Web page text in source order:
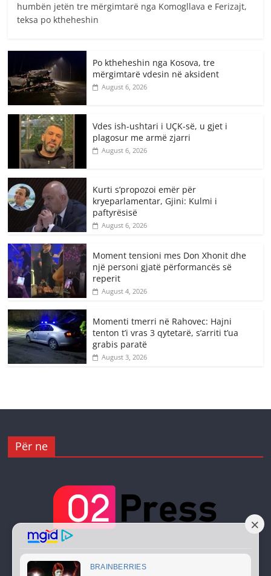
humbën jetën tre mërgimtarë nga Komogllava e Ferizajt,
teksa po ktheheshin
Po ktheheshin nga Kosova, tre
mërgimtarë vdesin në aksident
August 6, 2026
Vdes ish-ushtari i UÇK-së, u gjet i
plagosur me armë zjarri
August 6, 2026
Kurti s’propozoi emër për
kryeparlamentar, Gjini: Kulmi i
paftyrësisë
August 6, 2026
Moment tensioni mes Don Xhonit dhe
një personi gjatë përformancës së
reperit
August 4, 2026
Momenti tmerri në Rahovec: Hajni
tenton t’i vras 3 qytetarë, s’arriti t’ua
grabis paratë
August 3, 2026
Për ne